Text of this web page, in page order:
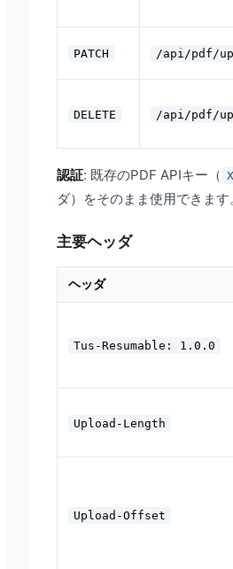
PATCH /api/pdf/
DELETE /api/pdf/
認証: 既存のPDF APIキー（
ダ）をそのまま使用できます
主要ヘッダ
ヘッダ
Tus-Resumable: 1.0.0
Upload-Length
Upload-Offset